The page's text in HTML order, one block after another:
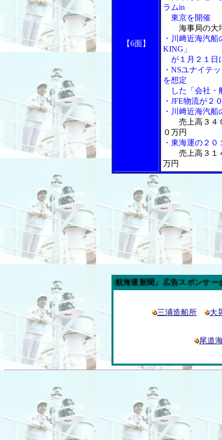
【6面】
ラムin
東京を開催
海事局の大
・川﨑近海汽
KING」
が１月２１日
・NSユナイテ
を想定
した「会社・
・JFE物流が２
・川﨑近海汽
売上高３４
０万円
・東海運の２
売上高３１
万円
今週の「内航海運新聞」広告スポンサー企業
三浦造船所 大
尾道